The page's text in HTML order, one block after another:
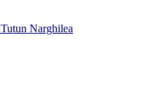
Tutun Narghilea